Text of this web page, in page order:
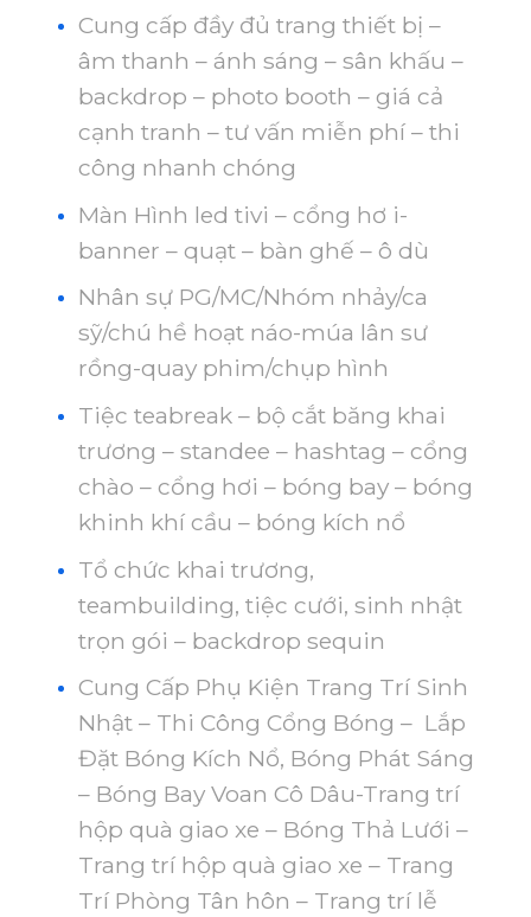
Cung cấp đầy đủ trang thiết bị –
âm thanh – ánh sáng – sân khấu –
backdrop – photo booth – giá cả
cạnh tranh – tư vấn miễn phí – thi
công nhanh chóng
Màn Hình led tivi – cổng hơ i-
banner – quạt – bàn ghế – ô dù
Nhân sự PG/MC/Nhóm nhảy/ca
sỹ/chú hề hoạt náo-múa lân sư
rồng-quay phim/chụp hình
Tiệc teabreak – bộ cắt băng khai
trương – standee – hashtag – cổng
chào – cổng hơi – bóng bay – bóng
khinh khí cầu – bóng kích nổ
Tổ chức khai trương,
teambuilding, tiệc cưới, sinh nhật
trọn gói – backdrop sequin
Cung Cấp Phụ Kiện Trang Trí Sinh
Nhật – Thi Công Cổng Bóng – Lắp
Đặt Bóng Kích Nổ, Bóng Phát Sáng
– Bóng Bay Voan Cô Dâu-Trang trí
hộp quà giao xe – Bóng Thả Lưới –
Trang trí hộp quà giao xe – Trang
Trí Phòng Tân hôn – Trang trí lễ